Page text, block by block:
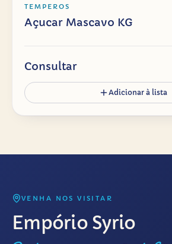
TEMPEROS
Açucar Mascavo KG
Consultar
Adicionar à lista
VENHA NOS VISITAR
Empório Syrio